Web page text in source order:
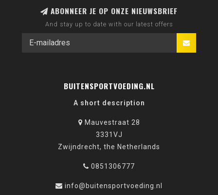
ABONNEER JE OP ONZE NIEUWSBRIEF
And stay up to date with our latest offers
BUITENSPORTVOEDING.NL
A short description
Mauvestraat 28
3331VJ
Zwijndrecht, the Netherlands
0851306777
info@buitensportvoeding.nl